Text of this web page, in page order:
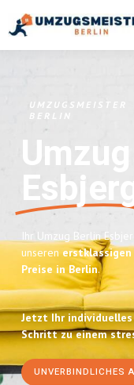
UMZUGSMEISTER
BERLIN
Esbjerg
Ihr Umzug Berlin
unserenerstklassigen
Preise in Berlin.
Jetzt Ihr
Schritt zu einem
UNVERBINDLICHES